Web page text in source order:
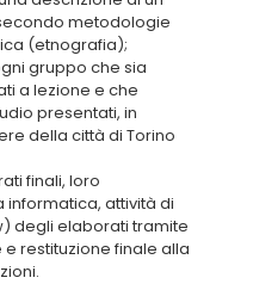
metodologie
(etnografia);
gruppo che sia
a lezione e che
presentati, in
della città di Torino
finali, loro
attività di
degli elaborati tramite
e restituzione finale alla